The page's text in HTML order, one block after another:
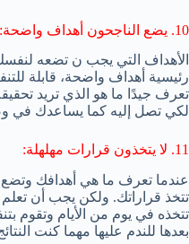
10. يضع الناجحون أهداف واضحة:
رئيسية أهداف واضحة، قابلة
تعرف جيدًا ما هو الذي تريد
لكي تصل إليه كما يساعدك في
11. لا يتخذون قرارات مهلهلة:
عندما تعرف ما هي أهدافك
تتخذ قراراتك. ولكن يجب أن
تتخذه في يوم من الأيام وتقوم
بعدها للندم عليها مهما كنت